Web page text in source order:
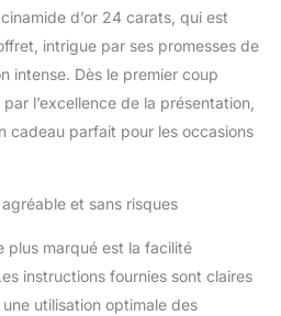
d’or 24 carats, qui est
intrigue par ses promesses de
intense. Dès le premier coup
l’excellence de la présentation,
cadeau parfait pour les occasions
et sans risques
plus marqué est la facilité
instructions fournies sont claires
utilisation optimale des